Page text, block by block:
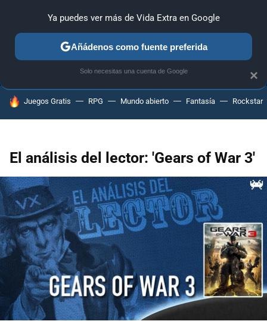
ANÁLISIS GUÍAS Y TRUCOS PC SONY NINTENDO
HOY SE HABLA DE
Juegos Gratis RPG Mundo abierto Fantasía Rockstar
El análisis del lector: 'Gears of War 3'
×
Ya puedes ver más de Vida Extra en Google
Añádenos como fuente preferida
Solo necesitas una cuenta de Google